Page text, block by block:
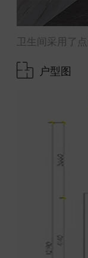
卫生间采用了
户型图